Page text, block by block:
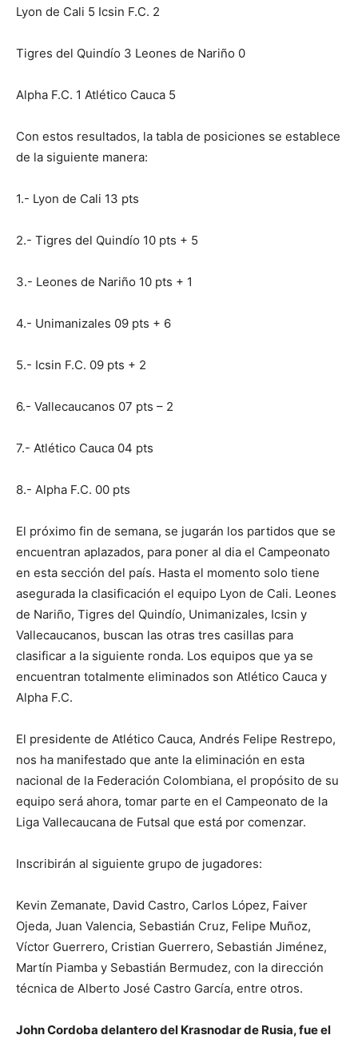
Lyon de Cali 5 Icsin F.C. 2
Tigres del Quindío 3 Leones de Nariño 0
Alpha F.C. 1 Atlético Cauca 5
Con estos resultados, la tabla de posiciones se establece
de la siguiente manera:
1.- Lyon de Cali 13 pts
2.- Tigres del Quindío 10 pts + 5
3.- Leones de Nariño 10 pts + 1
4.- Unimanizales 09 pts + 6
5.- Icsin F.C. 09 pts + 2
6.- Vallecaucanos 07 pts – 2
7.- Atlético Cauca 04 pts
8.- Alpha F.C. 00 pts
El próximo fin de semana, se jugarán los partidos que se
encuentran aplazados, para poner al dia el Campeonato
en esta sección del país. Hasta el momento solo tiene
asegurada la clasificación el equipo Lyon de Cali. Leones
de Nariño, Tigres del Quindío, Unimanizales, Icsin y
Vallecaucanos, buscan las otras tres casillas para
clasificar a la siguiente ronda. Los equipos que ya se
encuentran totalmente eliminados son Atlético Cauca y
Alpha F.C.
El presidente de Atlético Cauca, Andrés Felipe Restrepo,
nos ha manifestado que ante la eliminación en esta
nacional de la Federación Colombiana, el propósito de su
equipo será ahora, tomar parte en el Campeonato de la
Liga Vallecaucana de Futsal que está por comenzar.
Inscribirán al siguiente grupo de jugadores:
Kevin Zemanate, David Castro, Carlos López, Faiver
Ojeda, Juan Valencia, Sebastián Cruz, Felipe Muñoz,
Víctor Guerrero, Cristian Guerrero, Sebastián Jiménez,
Martín Piamba y Sebastián Bermudez, con la dirección
técnica de Alberto José Castro García, entre otros.
John Cordoba delantero del Krasnodar de Rusia, fue el